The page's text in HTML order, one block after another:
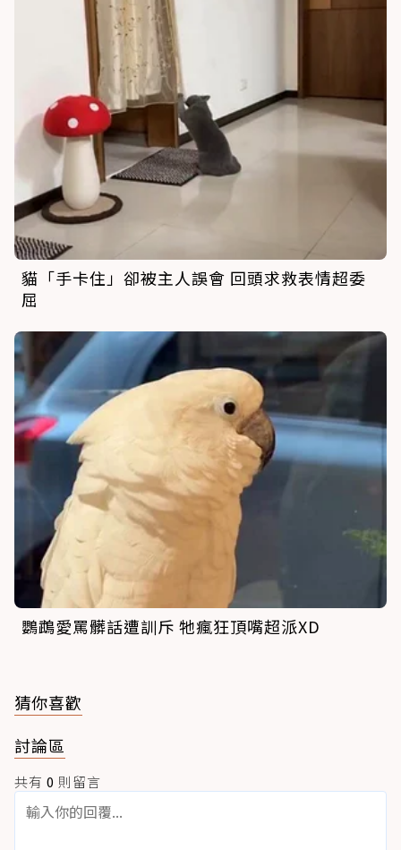
貓「手卡住」卻被主人誤會 回頭求救表情超委
屈
鸚鵡愛罵髒話遭訓斥 牠瘋狂頂嘴超派XD
猜你喜歡
討論區
共有 0 則留言